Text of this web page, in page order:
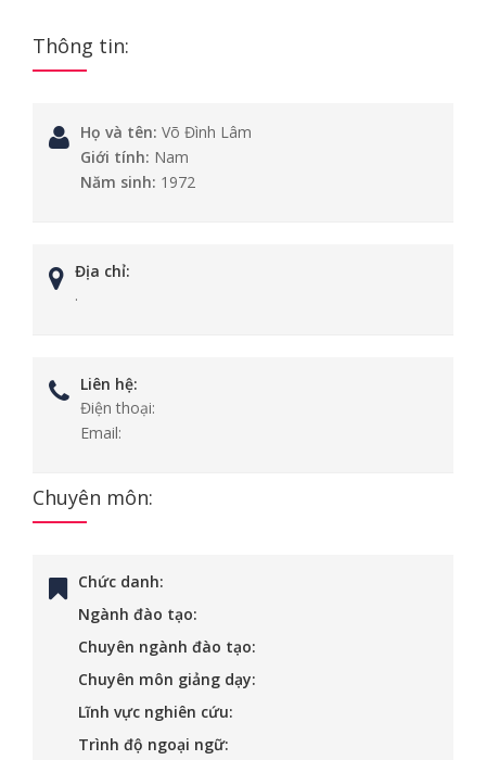
Thông tin:
Họ và tên: Võ Đình Lâm
Giới tính: Nam
Năm sinh: 1972
Địa chỉ:
.
Liên hệ:
Điện thoại:
Email:
Chuyên môn:
Chức danh:
Ngành đào tạo:
Chuyên ngành đào tạo:
Chuyên môn giảng dạy:
Lĩnh vực nghiên cứu:
Trình độ ngoại ngữ: